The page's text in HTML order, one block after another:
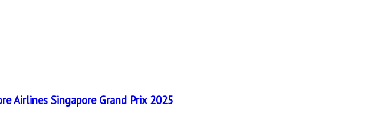
Airlines Singapore Grand Prix 2025